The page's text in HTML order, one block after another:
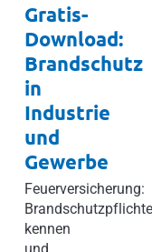
Gratis-
Download:
Brandschutz
in
Industrie
und
Gewerbe
Feuerversicherung:
kennen